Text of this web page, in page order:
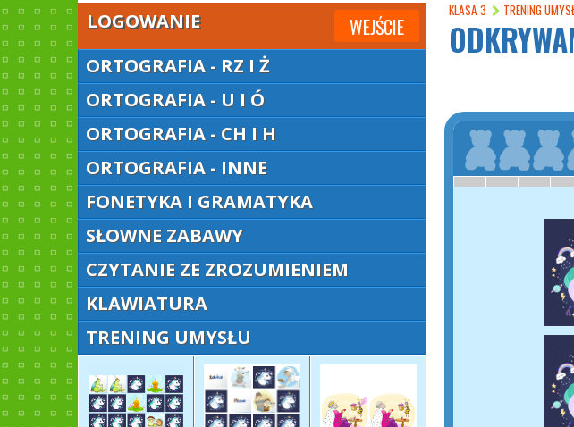
KLASA 3 TRENING
LOGOWANIE WEJŚCIE
ORTOGRAFIA - RZ I Ż
ORTOGRAFIA - U I Ó
ORTOGRAFIA - CH I H
ORTOGRAFIA - INNE
FONETYKA I GRAMATYKA
SŁOWNE ZABAWY
CZYTANIE ZE ZROZUMIENIEM
KLAWIATURA
TRENING UMYSŁU